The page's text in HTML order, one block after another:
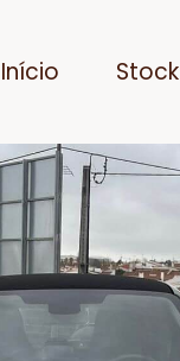
Início Stock